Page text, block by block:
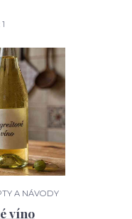
víno
A NÁVODY